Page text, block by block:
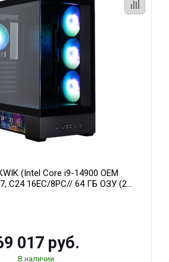
(Intel Core i9-14900 OEM
C24 16EC/8PC// 64 ГБ ОЗУ (2
GAMINGPRO OC 16GB GDDR7
017 руб.
В наличии